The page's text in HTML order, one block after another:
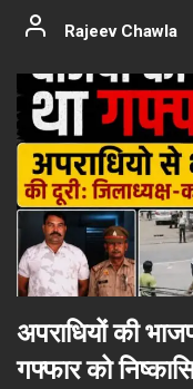
Rajeev Chawla
अपराधियों की
गफ्फार को